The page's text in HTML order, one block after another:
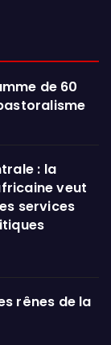
de 60
: la
veut
services
rênes de la